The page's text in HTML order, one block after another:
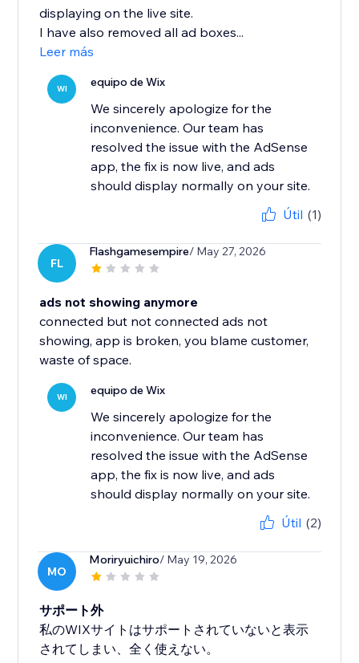
displaying on the live site.
I have also removed all ad boxes...
Leer más
WI equipo de Wix
We sincerely apologize for the
inconvenience. Our team has
resolved the issue with the AdSense
app, the fix is now live, and ads
should display normally on your site.
Útil (1)
FL
Flashgamesempire/ May 27, 2026
ads not showing anymore
connected but not connected ads not
showing, app is broken, you blame customer,
waste of space.
WI equipo de Wix
We sincerely apologize for the
inconvenience. Our team has
resolved the issue with the AdSense
app, the fix is now live, and ads
should display normally on your site.
Útil (2)
MO
Moriryuichiro/ May 19, 2026
サポート外
私のWIXサイトはサポートされていないと表示
されてしまい、全く使えない。